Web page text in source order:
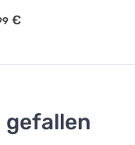
€
gefallen